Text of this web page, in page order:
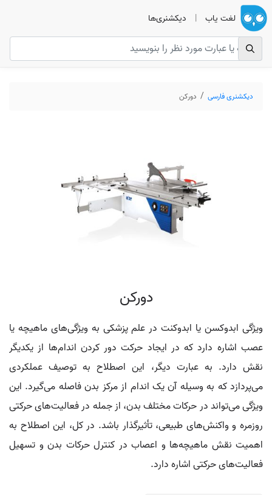
لغت یاب | دیکشنری‌ها
دیکشنری فارسی دورکن
دورکن
ویژگی ابدوکسن یا ابدوکنت در علم پزشکی به ویژگی‌های ماهیچه یا
عصب اشاره دارد که در ایجاد حرکت دور کردن اندام‌ها از یکدیگر
نقش دارد. به عبارت دیگر، این اصطلاح به توصیف عملکردی
می‌پردازد که به وسیله آن یک اندام از مرکز بدن فاصله می‌گیرد. این
ویژگی می‌تواند در حرکات مختلف بدن، از جمله در فعالیت‌های حرکتی
روزمره و واکنش‌های طبیعی، تأثیرگذار باشد. در کل، این اصطلاح به
اهمیت نقش ماهیچه‌ها و اعصاب در کنترل حرکات بدن و تسهیل
فعالیت‌های حرکتی اشاره دارد.